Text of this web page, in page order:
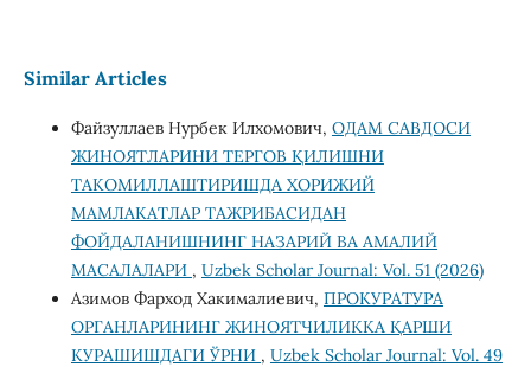
Similar Articles
Файзуллаев Нурбек Илхомович, ОДАМ САВДОСИ
ЖИНОЯТЛАРИНИ ТЕРГОВ ҚИЛИШНИ
ТАКОМИЛЛАШТИРИШДА ХОРИЖИЙ
МАМЛАКАТЛАР ТАЖРИБАСИДАН
ФОЙДАЛАНИШНИНГ НАЗАРИЙ ВА АМАЛИЙ
МАСАЛАЛАРИ , Uzbek Scholar Journal: Vol. 51 (2026)
Азимов Фарход Хакималиевич, ПРОКУРАТУРА
ОРГАНЛАРИНИНГ ЖИНОЯТЧИЛИККА ҚАРШИ
КУРАШИШДАГИ ЎРНИ , Uzbek Scholar Journal: Vol. 49